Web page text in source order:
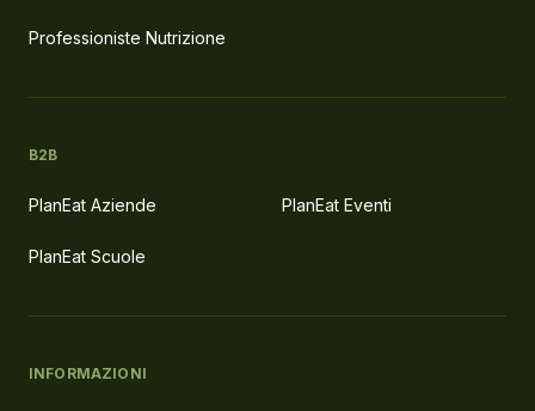
Professioniste Nutrizione
B2B
PlanEat Aziende PlanEat Eventi
PlanEat Scuole
INFORMAZIONI